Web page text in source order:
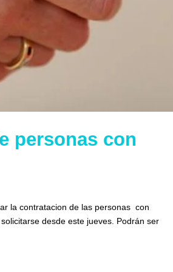
personas con
la contratacion de las personas con
desde este jueves. Podrán ser